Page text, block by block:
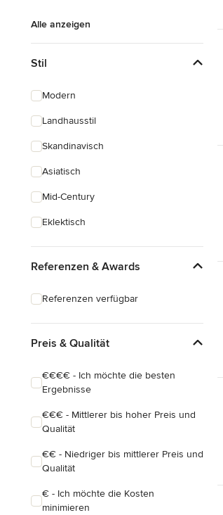
Alle anzeigen
Stil
Modern
Landhausstil
Skandinavisch
Asiatisch
Mid-Century
Eklektisch
Referenzen & Awards
Referenzen verfügbar
Preis & Qualität
€€€€ - Ich möchte die besten
Ergebnisse
€€€ - Mittlerer bis hoher Preis und
Qualität
€€ - Niedriger bis mittlerer Preis und
Qualität
€ - Ich möchte die Kosten
minimieren